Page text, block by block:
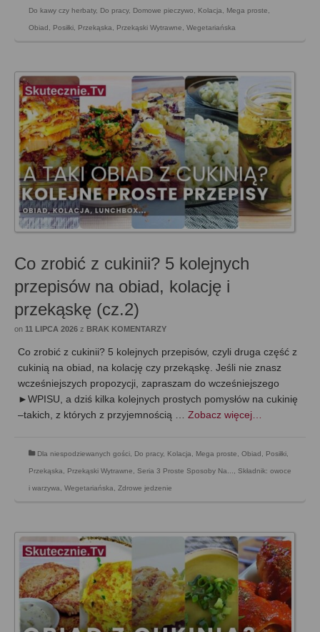
Do kawy czy herbaty, Do pracy, Domowe pieczywo, Kolacja, Mega proste,
Obiad, Posiłki, Przekąska, Przekąski Wytrawne, Wegetariańska
Co zrobić z cukinii? 5 kolejnych
przepisów na obiad, kolację i
przekąskę (cz.2)
on 11 LIPCA 2026 z BRAK KOMENTARZY
Co zrobić z cukinii? 5 kolejnych przepisów, czyli druga część z
cukinią na obiad, na kolację czy przekąskę. Jeśli nie znasz
wcześniejszych propozycji, zapraszam do wcześniejszego
►WPISU, a dziś kilka kolejnych prostych pomysłów na cukinię
–takich, z których z przyjemnością … Zobacz więcej…
Dla niespodziewanych gości, Do pracy, Kolacja, Mega proste, Obiad , Posiłki,
Przekąska, Przekąski Wytrawne, Seria 3 Proste Sposoby Na..., Składnik: owoce
i warzywa, Wegetariańska, Zdrowe jedzenie